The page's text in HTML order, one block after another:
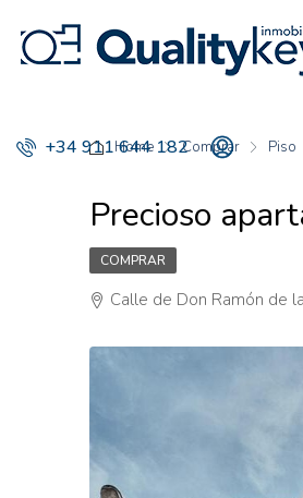
+34 911 644 182
Home Comprar Piso
Precioso
COMPRAR
Calle de Don Ramón de